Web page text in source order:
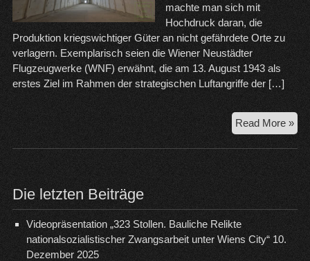
machte man sich mit
Hochdruck daran, die
Produktion kriegswichtiger Güter an nicht gefährdete Orte zu
verlagern. Exemplarisch seien die Wiener Neustädter
Flugzeugwerke (WNF) erwähnt, die am 13. August 1943 als
erstes Ziel im Rahmen der strategischen Luftangriffe der […]
Read More »
bis
Die letzten Beiträge
Videopräsentation „323 Stollen. Bauliche Relikte
nationalsozialistischer Zwangsarbeit unter Wiens City“ 10.
Dezember 2025